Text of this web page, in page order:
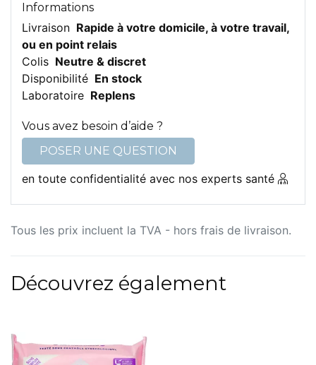
Informations
Livraison Rapide à votre domicile, à votre travail,
ou en point relais
Colis Neutre & discret
Disponibilité En stock
Laboratoire Replens
Vous avez besoin d’aide ?
POSER UNE QUESTION
en toute confidentialité avec nos experts santé
Tous les prix incluent la TVA - hors frais de livraison.
Découvrez également